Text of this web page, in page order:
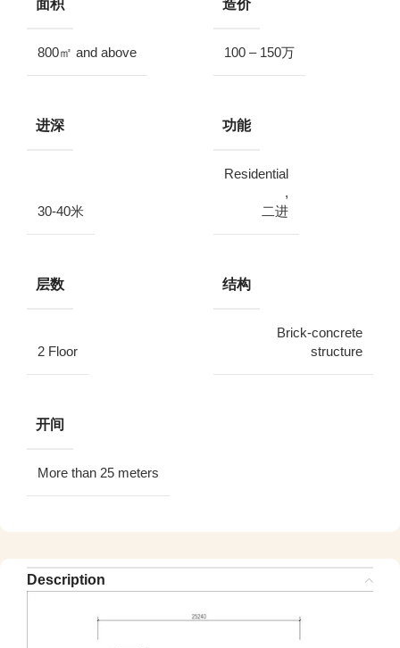
面积
800㎡ and above
造价
100 – 150万
进深
30-40米
功能
Residential
,
二进
层数
2 Floor
结构
Brick-concrete
structure
开间
More than 25 meters
Description